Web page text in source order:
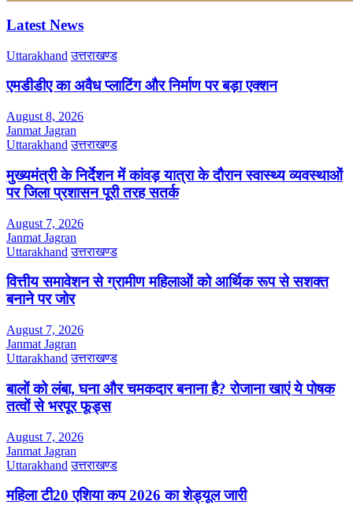
Latest News
Uttarakhand उत्तराखण्ड
एमडीडीए का अवैध प्लाटिंग और निर्माण पर बड़ा एक्शन
August 8, 2026
Janmat Jagran
Uttarakhand उत्तराखण्ड
मुख्यमंत्री के निर्देशन में कांवड़ यात्रा के दौरान स्वास्थ्य व्यवस्थाओं
पर जिला प्रशासन पूरी तरह सतर्क
August 7, 2026
Janmat Jagran
Uttarakhand उत्तराखण्ड
वित्तीय समावेशन से ग्रामीण महिलाओं को आर्थिक रूप से सशक्त
बनाने पर जोर
August 7, 2026
Janmat Jagran
Uttarakhand उत्तराखण्ड
बालों को लंबा, घना और चमकदार बनाना है? रोजाना खाएं ये पोषक
तत्वों से भरपूर फूड्स
August 7, 2026
Janmat Jagran
Uttarakhand उत्तराखण्ड
महिला टी20 एशिया कप 2026 का शेड्यूल जारी